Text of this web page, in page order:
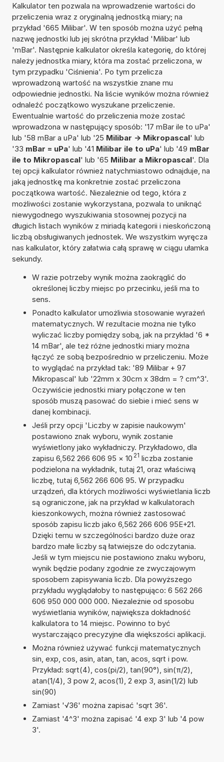
Kalkulator ten pozwala na wprowadzenie wartości do
przeliczenia wraz z oryginalną jednostką miary; na
przykład '665 Milibar'. W ten sposób można użyć pełną
nazwę jednostki lub jej skrótna przykład 'Milibar' lub
'mBar'. Następnie kalkulator określa kategorię, do której
należy jednostka miary, która ma zostać przeliczona, w
tym przypadku 'Ciśnienia'. Po tym przelicza
wprowadzoną wartość na wszystkie znane mu
odpowiednie jednostki. Na liście wyników można również
odnaleźć początkowo wyszukane przeliczenie.
Ewentualnie wartość do przeliczenia może zostać
wprowadzona w następujący sposób: '17 mBar ile to uPa'
lub '58 mBar a uPa' lub '25 Milibar -> Mikropascal' lub
'33 mBar = uPa' lub '41 Milibar ile to uPa' lub '49 mBar
ile to Mikropascal' lub '65 Milibar a Mikropascal'. Dla
tej opcji kalkulator również natychmiastowo odnajduje, na
jaką jednostkę ma konkretnie zostać przeliczona
początkowa wartość. Niezależnie od tego, która z
możliwości zostanie wykorzystana, pozwala to uniknąć
niewygodnego wyszukiwania stosownej pozycji na
długich listach wyników z miriadą kategorii i nieskończoną
liczbą obsługiwanych jednostek. We wszystkim wyręcza
nas kalkulator, który załatwia całą sprawę w ciągu ułamka
sekundy.
W razie potrzeby wynik można zaokrąglić do
określonej liczby miejsc po przecinku, jeśli ma to
sens.
Ponadto kalkulator umożliwia stosowanie wyrażeń
matematycznych. W rezultacie można nie tylko
wyliczać liczby pomiędzy sobą, jak na przykład '6 *
14 mBar', ale też różne jednostki miary można
łączyć ze sobą bezpośrednio w przeliczeniu. Może
to wyglądać na przykład tak: '89 Milibar + 97
Mikropascal' lub '22mm x 30cm x 38dm = ? cm^3'.
Oczywiście jednostki miary połączone w ten
sposób muszą pasować do siebie i mieć sens w
danej kombinacji.
Jeśli przy opcji 'Liczby w zapisie naukowym'
postawiono znak wyboru, wynik zostanie
wyświetlony jako wykładniczy. Przykładowo, dla
zapisu 6,562 266 606 95 × 10 21 liczba zostanie
podzielona na wykładnik, tutaj 21, oraz właściwą
liczbę, tutaj 6,562 266 606 95. W przypadku
urządzeń, dla których możliwości wyświetlania liczb
są ograniczone, jak na przykład w kalkulatorach
kieszonkowych, można również zastosować
sposób zapisu liczb jako 6,562 266 606 95E+21.
Dzięki temu w szczególności bardzo duże oraz
bardzo małe liczby są łatwiejsze do odczytania.
Jeśli w tym miejscu nie postawiono znaku wyboru,
wynik będzie podany zgodnie ze zwyczajowym
sposobem zapisywania liczb. Dla powyższego
przykładu wyglądałoby to następująco: 6 562 266
606 950 000 000 000. Niezależnie od sposobu
wyświetlania wyników, największa dokładność
kalkulatora to 14 miejsc. Powinno to być
wystarczająco precyzyjne dla większości aplikacji.
Można również używać funkcji matematycznych
sin, exp, cos, asin, atan, tan, acos, sqrt i pow.
Przykład: sqrt(4), cos(pi/2), tan(90°), sin(π/2),
atan(1/4), 3 pow 2, acos(1), 2 exp 3, asin(1/2) lub
sin(90)
Zamiast '√36' można zapisać 'sqrt 36'.
Zamiast '4^3' można zapisać '4 exp 3' lub '4 pow
3'.